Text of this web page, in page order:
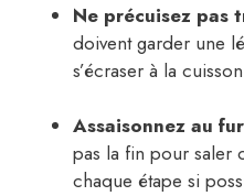
Ne précuisez pas
doivent garder une
s’écraser à la
Assaisonnez au
pas la fin pour saler
chaque étape si